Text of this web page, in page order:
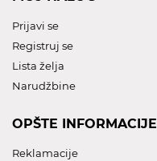
Prijavi se
Registruj se
Lista želja
Narudžbine
OPŠTE INFORMACIJE
Reklamacije